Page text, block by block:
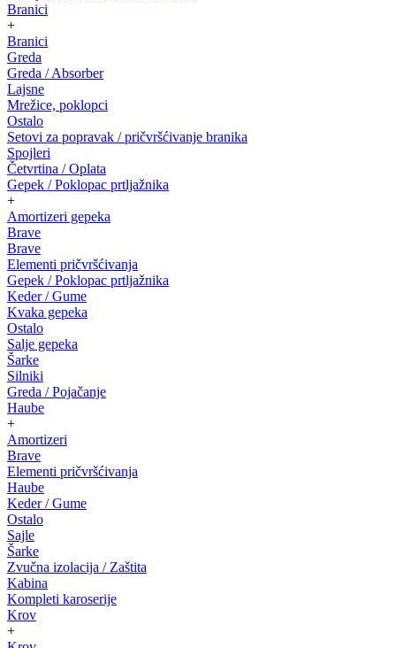
Branici
+
Branici
Greda
Greda / Absorber
Lajsne
Mrežice, poklopci
Ostalo
Setovi za popravak / pričvršćivanje branika
Spojleri
Četvrtina / Oplata
Gepek / Poklopac prtljažnika
+
Amortizeri gepeka
Brave
Brave
Elementi pričvršćivanja
Gepek / Poklopac prtljažnika
Keder / Gume
Kvaka gepeka
Ostalo
Salje gepeka
Šarke
Silniki
Greda / Pojačanje
Haube
+
Amortizeri
Brave
Elementi pričvršćivanja
Haube
Keder / Gume
Ostalo
Sajle
Šarke
Zvučna izolacija / Zaštita
Kabina
Kompleti karoserije
Krov
+